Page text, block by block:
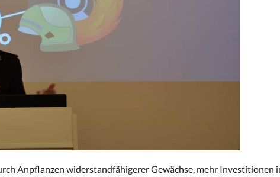
Anpflanzen widerstandfähigerer Gewächse, mehr Investitionen